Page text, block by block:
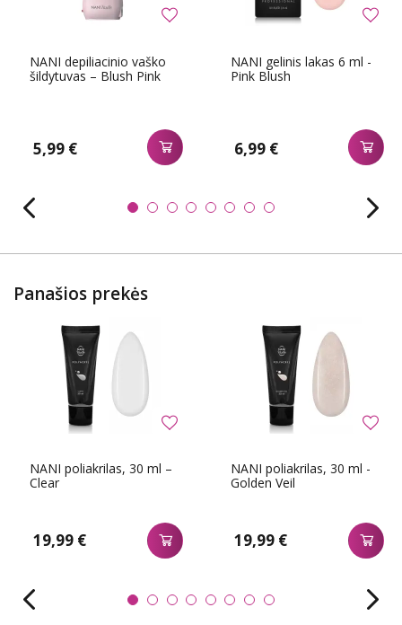
NANI depiliacinio vaško
šildytuvas – Blush Pink
5,99 €
NANI gelinis lakas 6 ml -
Pink Blush
6,99 €
Panašios prekės
NANI poliakrilas, 30 ml –
Clear
19,99 €
NANI poliakrilas, 30 ml -
Golden Veil
19,99 €